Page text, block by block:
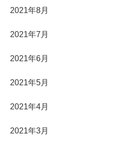
2021年8月
2021年7月
2021年6月
2021年5月
2021年4月
2021年3月